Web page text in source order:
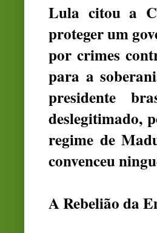
Lula citou a
proteger um
por crimes
para a
presidente
deslegitimado,
regime de
convenceu
A Rebelião da